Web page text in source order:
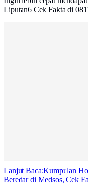
Liputan6 Cek Fakta di
Lanjut Baca:Kumpulan
Beredar di Medsos, Cek